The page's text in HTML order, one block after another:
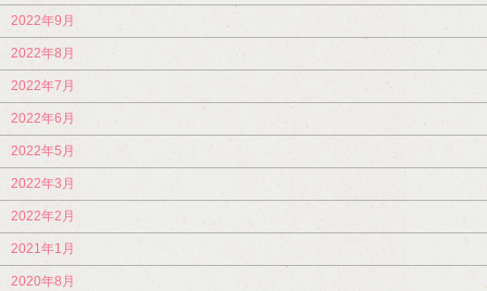
2022年9月
2022年8月
2022年7月
2022年6月
2022年5月
2022年3月
2022年2月
2021年1月
2020年8月